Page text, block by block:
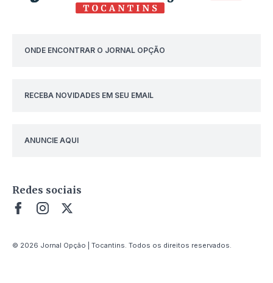
ONDE ENCONTRAR O JORNAL OPÇÃO
RECEBA NOVIDADES EM SEU EMAIL
ANUNCIE AQUI
Redes sociais
© 2026 Jornal Opção | Tocantins. Todos os direitos reservados.